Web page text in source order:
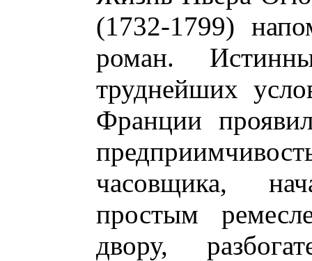
(1732-1799)
роман.
труднейших
Франции
часовщика,
простым
двору,